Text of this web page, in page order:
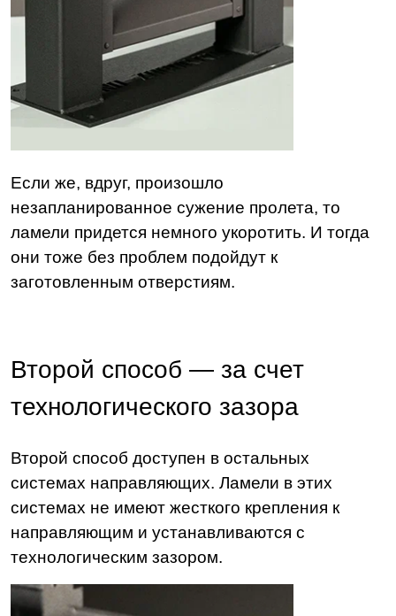
Если же, вдруг, произошло
незапланированное сужение пролета, то
ламели придется немного укоротить. И тогда
они тоже без проблем подойдут к
заготовленным отверстиям.
Второй способ — за счет
технологического зазора
Второй способ доступен в остальных
системах направляющих. Ламели в этих
системах не имеют жесткого крепления к
направляющим и устанавливаются с
технологическим зазором.